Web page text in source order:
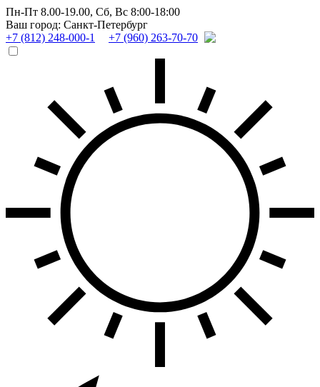
Пн-Пт 8.00-19.00, Сб, Вс 8:00-18:00
Ваш город: Санкт-Петербург
+7 (812) 248-000-1
+7 (960) 263-70-70